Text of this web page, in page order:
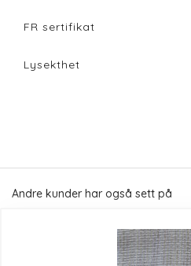
FR sertifikat
Lysekthet
Andre kunder har også sett på